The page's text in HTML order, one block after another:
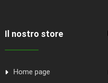
Il nostro store
Home page